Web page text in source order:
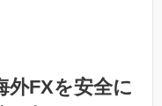
外FXを安全に